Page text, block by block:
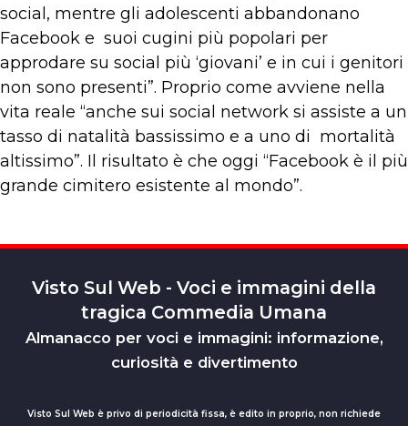
social, mentre gli adolescenti abbandonano
Facebook e suoi cugini più popolari per
approdare su social più ‘giovani’ e in cui i genitori
non sono presenti”. Proprio come avviene nella
vita reale “anche sui social network si assiste a un
tasso di natalità bassissimo e a uno di mortalità
altissimo”. Il risultato è che oggi “Facebook è il più
grande cimitero esistente al mondo”.
Visto Sul Web - Voci e immagini della
tragica Commedia Umana
Almanacco per voci e immagini: informazione,
curiosità e divertimento
Visto Sul Web è privo di periodicità fissa, è edito in proprio, non richiede